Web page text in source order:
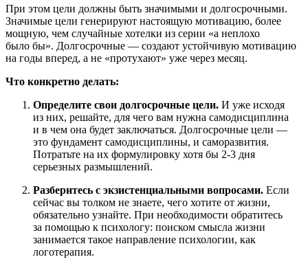
При этом цели должны быть значимыми и долгосрочными.
Значимые цели генерируют настоящую мотивацию, более
мощную, чем случайные хотелки из серии «а неплохо
было бы». Долгосрочные — создают устойчивую мотивацию
на годы вперед, а не «протухают» уже через месяц.
Что конкретно делать:
Определите свои долгосрочные цели. И уже исходя
из них, решайте, для чего вам нужна самодисциплина
и в чем она будет заключаться. Долгосрочные цели —
это фундамент самодисциплины, и саморазвития.
Потратьте на их формулировку хотя бы 2-3 дня
серьезных размышлений.
Разберитесь с экзистенциальными вопросами. Если
сейчас вы толком не знаете, чего хотите от жизни,
обязательно узнайте. При необходимости обратитесь
за помощью к психологу: поиском смысла жизни
занимается такое направление психологии, как
логотерапия.